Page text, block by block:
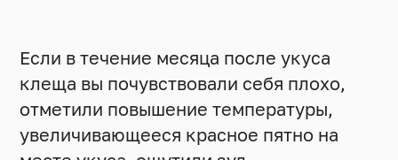
Если в течение месяца после укуса
клеща вы почувствовали себя плохо,
отметили повышение температуры,
увеличивающееся красное пятно на